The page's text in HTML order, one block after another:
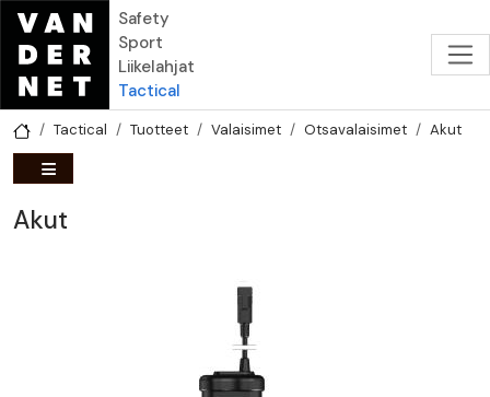
Hyppää pääsisältöön
Safety
Sport
Liikelahjat
Tactical
Tactical Tuotteet Valaisimet Otsavalaisimet Akut
Akut